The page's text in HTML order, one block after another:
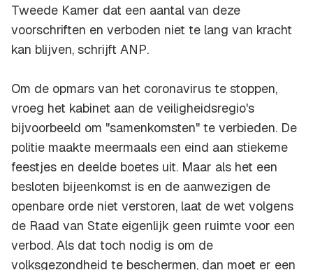
Tweede Kamer dat een aantal van deze
voorschriften en verboden niet te lang van kracht
kan blijven, schrijft ANP.
Om de opmars van het coronavirus te stoppen,
vroeg het kabinet aan de veiligheidsregio's
bijvoorbeeld om "samenkomsten" te verbieden. De
politie maakte meermaals een eind aan stiekeme
feestjes en deelde boetes uit. Maar als het een
besloten bijeenkomst is en de aanwezigen de
openbare orde niet verstoren, laat de wet volgens
de Raad van State eigenlijk geen ruimte voor een
verbod. Als dat toch nodig is om de
volksgezondheid te beschermen, dan moet er een